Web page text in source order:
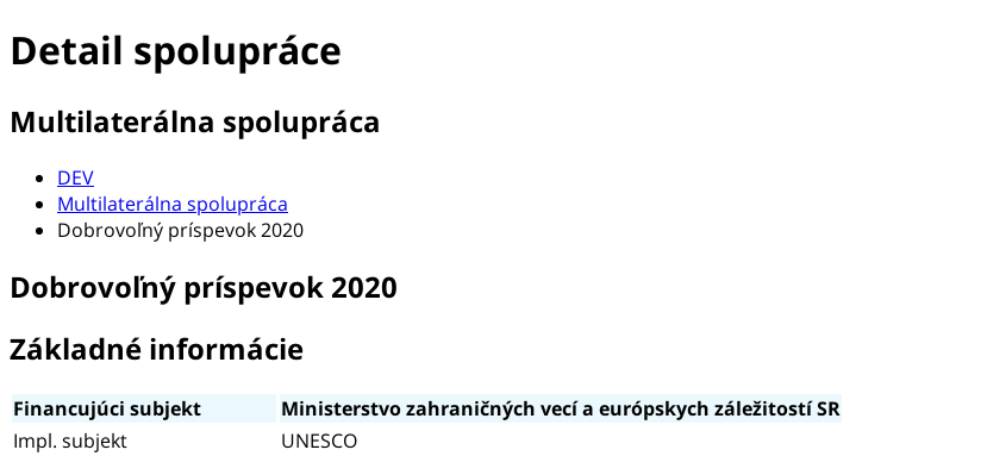
Detail spolupráce
Multilaterálna spolupráca
DEV
Multilaterálna spolupráca
Dobrovoľný príspevok 2020
Dobrovoľný príspevok 2020
Základné informácie
Financujúci subjekt
Ministerstvo zahraničných vecí a európskych záležitostí SR
Impl. subjekt
UNESCO